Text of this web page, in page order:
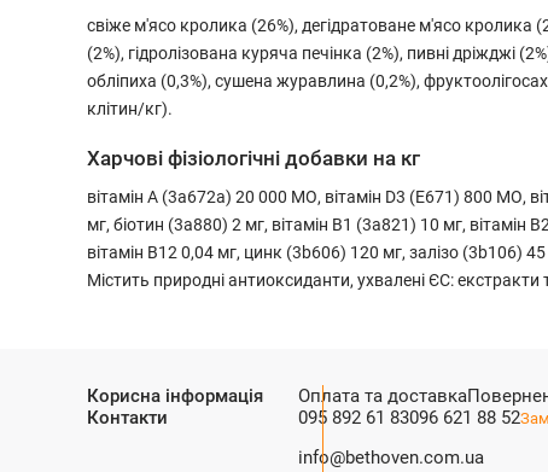
свіже м'ясо кролика (26%), дегідратоване м'ясо
(2%), гідролізована куряча печінка (2%), пивні дріжджі
обліпиха (0,3%), сушена журавлина (0,2%),
клітин/кг).
Харчові фізіологічні добавки на кг
вітамін А (3a672a) 20 000 МО, вітамін D3 (E671) 800 МО,
мг, біотин (3a880) 2 мг, вітамін B1 (3a821) 10 мг,
вітамін B12 0,04 мг, цинк (3b606) 120 мг, залізо (3b106)
Містить природні антиоксиданти, ухвалені ЄС:
Корисна інформація Оплата та доставка
Контакти
095 892 61 83096 621 88 52
info@bethoven.com.ua